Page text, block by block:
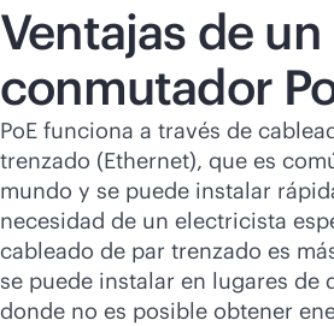
Ventajas de un
conmutador
PoE funciona a través de
trenzado (Ethernet), que es
mundo y se puede instalar
necesidad de un electricista
cableado de par trenzado es
se puede instalar en lugares de
donde no es posible obtener